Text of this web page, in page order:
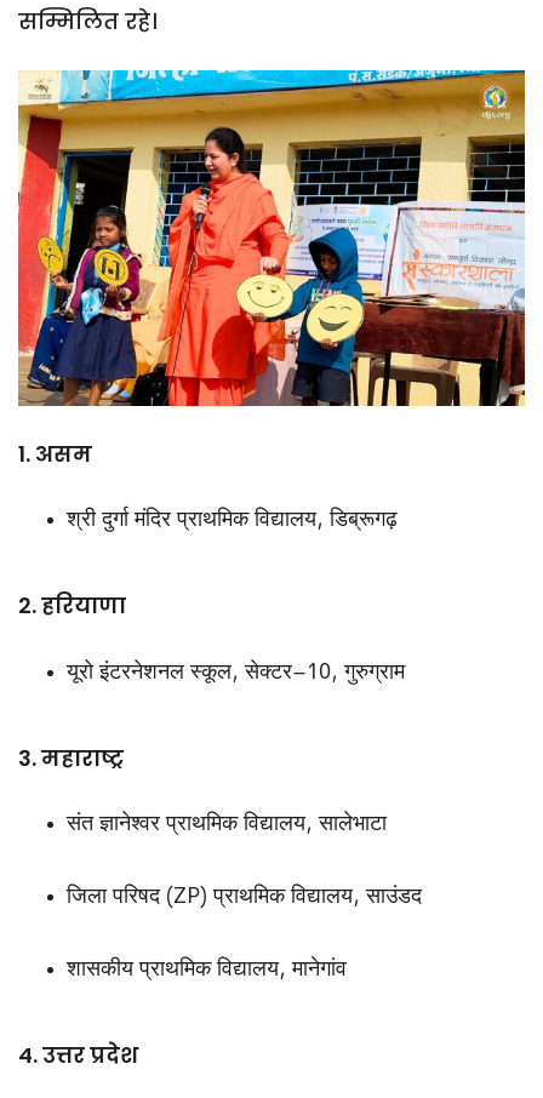
सम्मिलित रहे।
1. असम
श्री दुर्गा मंदिर प्राथमिक विद्यालय, डिब्रूगढ़
2. हरियाणा
यूरो इंटरनेशनल स्कूल, सेक्टर–10, गुरुग्राम
3. महाराष्ट्र
संत ज्ञानेश्वर प्राथमिक विद्यालय, सालेभाटा
जिला परिषद (ZP) प्राथमिक विद्यालय, साउंडद
शासकीय प्राथमिक विद्यालय, मानेगांव
4. उत्तर प्रदेश